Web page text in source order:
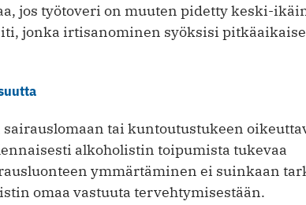
jos työtoveri on muuten pidetty keski-
jonka irtisanominen syöksisi
tai kuntoutustukeen
alkoholistin toipumista tukevaa
ymmärtäminen ei suinkaan
omaa vastuuta tervehtymisestään.